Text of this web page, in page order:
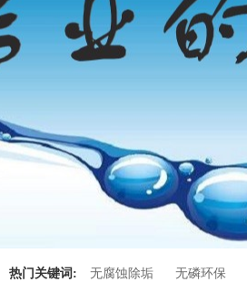
热门关键词: 无腐蚀除垢 无磷环保